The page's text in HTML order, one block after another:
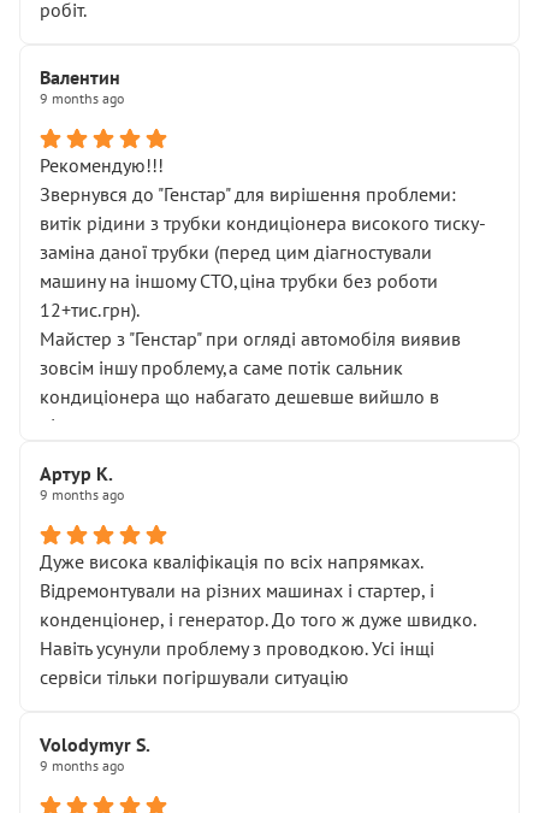
робіт.
Валентин
9 months ago
Рекомендую!!!
Звернувся до "Генстар" для вирішення проблеми:
витік рідини з трубки кондиціонера високого тиску-
заміна даної трубки (перед цим діагностували
машину на іншому СТО,ціна трубки без роботи
12+тис.грн).
Майстер з "Генстар" при огляді автомобіля виявив
зовсім іншу проблему,а саме потік сальник
кондиціонера що набагато дешевше вийшло в
підсумку.
Артур К.
9 months ago
Дуже висока кваліфікація по всіх напрямках.
Відремонтували на різних машинах і стартер, і
конденціонер, і генератор. До того ж дуже швидко.
Навіть усунули проблему з проводкою. Усі інщі
сервіси тільки погіршували ситуацію
Volodymyr S.
9 months ago